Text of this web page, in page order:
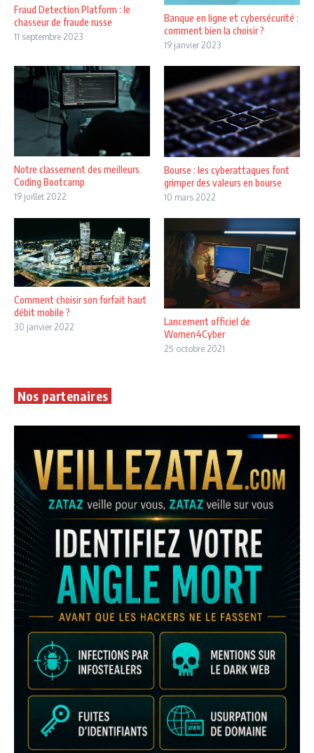
Fraud Detection Platform : le
chasseur de fraude russe
11 septembre 2023
Banque en ligne et cybersécurité :
comment bien la choisir ?
19 janvier 2023
Notre classement des meilleurs
Coding Bootcamp
19 juillet 2022
Bourse : les cyberattaques font
grimper des valeurs en bourse
10 mars 2022
Comment choisir son forfait haut
débit mobile ?
30 janvier 2022
Lancement officiel de
Women4Cyber
25 octobre 2021
Nos partenaires